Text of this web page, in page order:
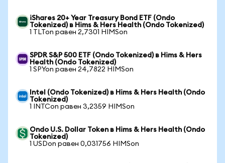
iShares 20+ Year Treasury Bond ETF (Ondo
Tokenized) в Hims & Hers Health (Ondo Tokenized)
1 TLTon равен 2,7301 HIMSon
SPDR S&P 500 ETF (Ondo Tokenized) в Hims & Hers
Health (Ondo Tokenized)
1 SPYon равен 24,7822 HIMSon
Intel (Ondo Tokenized) в Hims & Hers Health (Ondo
Tokenized)
1 INTCon равен 3,2359 HIMSon
Ondo U.S. Dollar Token в Hims & Hers Health (Ondo
Tokenized)
1 USDon равен 0,031756 HIMSon